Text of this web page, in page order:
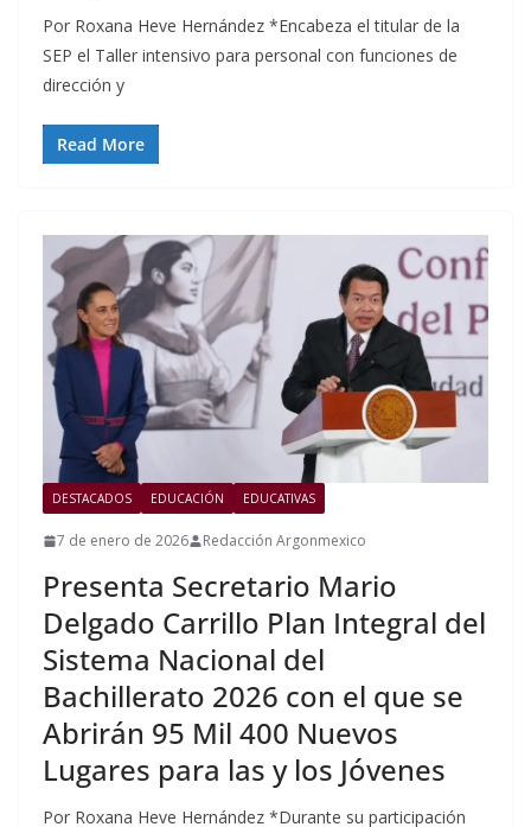
Por Roxana Heve Hernández *Encabeza el titular de la
SEP el Taller intensivo para personal con funciones de
dirección y
Read More
DESTACADOS EDUCACIÓN EDUCATIVAS
7 de enero de 2026 Redacción Argonmexico
Presenta Secretario Mario
Delgado Carrillo Plan Integral del
Sistema Nacional del
Bachillerato 2026 con el que se
Abrirán 95 Mil 400 Nuevos
Lugares para las y los Jóvenes
Por Roxana Heve Hernández *Durante su participación